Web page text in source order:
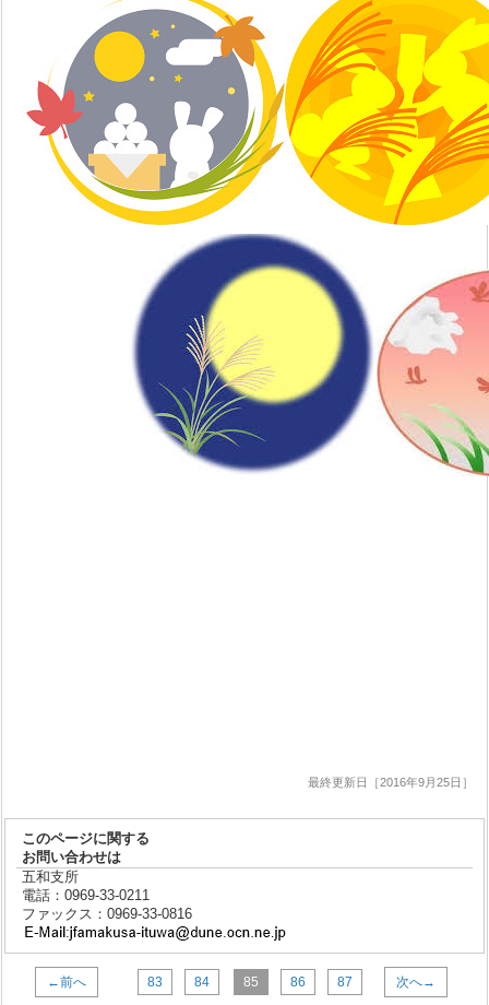
最終更新日［2016年9月25日］
このページに関する
お問い合わせは
五和支所
電話：0969-33-0211
ファックス：0969-33-0816
←前へ 83 84 85 86 87 次へ→